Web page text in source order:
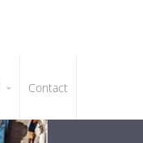
Contact